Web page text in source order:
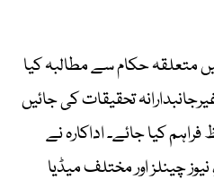
متعلقہ حکام سے مطالبہ کیا
تحقیقات کی جائیں
کیا جائے۔ اداکارہ نے
چینلز اور مختلف میڈیا